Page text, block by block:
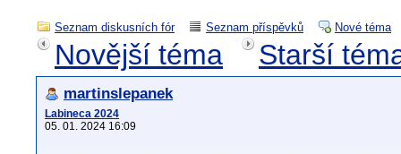
Seznam diskusních fór Seznam příspěvků Nové téma
Novější téma Starší
martinslepanek
Labineca 2024
05. 01. 2024 16:09